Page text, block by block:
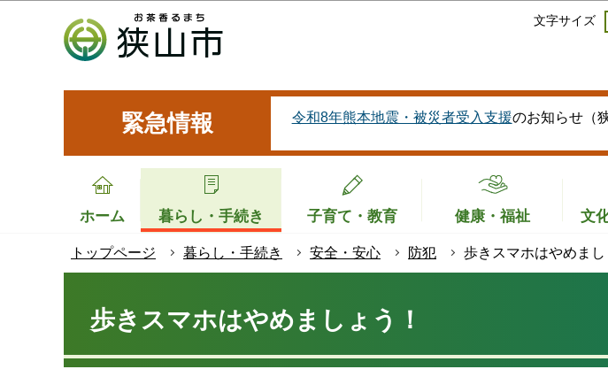
このページ
文字サイズ
緊急情報 令和8年熊本地震・被災者受入支援のお知らせ（
ホーム 暮らし・手続き 子育て・教育 健康・福祉 文
トップページ 暮らし・手続き 安全・安心 防犯 歩きスマホはやめまし
歩きスマホはやめましょう！